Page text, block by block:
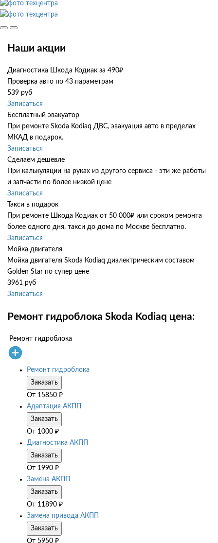
Наши акции
Диагностика Шкода Кодиак за 490₽
Проверка авто по 43 параметрам
539 руб
Записаться
Бесплатный эвакуатор
При ремонте Skoda Kodiaq ДВС, эвакуация авто в пределах
МКАД в подарок.
Записаться
Сделаем дешевле
При калькуляции на руках из другого сервиса - эти же работы
и запчасти по более низкой цене
Записаться
Такси в подарок
При ремонте Шкода Кодиак от 50 000₽ или сроком ремонта
более одного дня, такси до дома по Москве бесплатно.
Записаться
Мойка двигателя
Мойка двигателя Skoda Kodiaq диэлектрическим составом
Golden Star по супер цене
3961 руб
Записаться
Ремонт гидроблока Skoda Kodiaq цена:
Ремонт гидроблока
Ремонт гидроблока
Заказать
От 15850 ₽
Адаптация АКПП
Заказать
От 1000 ₽
Диагностика АКПП
Заказать
От 1990 ₽
Замена АКПП
Заказать
От 11890 ₽
Замена привода АКПП
Заказать
От 5950 ₽